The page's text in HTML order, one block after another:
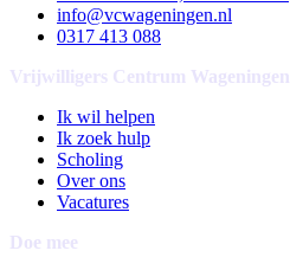
info@vcwageningen.nl
0317 413 088
Vrijwilligers Centrum Wageningen
Ik wil helpen
Ik zoek hulp
Scholing
Over ons
Vacatures
Doe mee